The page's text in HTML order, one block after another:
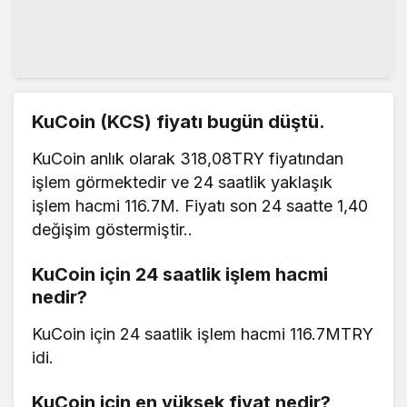
KuCoin (KCS) fiyatı bugün düştü.
KuCoin anlık olarak 318,08TRY fiyatından
işlem görmektedir ve 24 saatlik yaklaşık
işlem hacmi 116.7M. Fiyatı son 24 saatte 1,40
değişim göstermiştir..
KuCoin için 24 saatlik işlem hacmi
nedir?
KuCoin için 24 saatlik işlem hacmi 116.7MTRY
idi.
KuCoin için en yüksek fiyat nedir?